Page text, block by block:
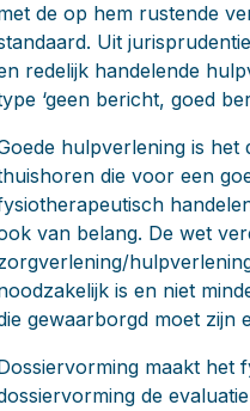
de op hem rustende
Uit
redelijk handelende
‘geen bericht, goed
hulpverlening is het
die voor een
van belang. De wet
is en niet
gewaarborgd moet zijn
maakt het
de